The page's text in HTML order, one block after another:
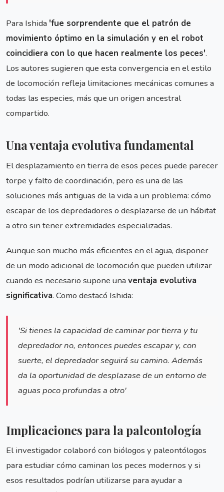
Para Ishida 'fue sorprendente que el patrón de
movimiento óptimo en la simulación y en el robot
coincidiera con lo que hacen realmente los peces'.
Los autores sugieren que esta convergencia en el estilo
de locomoción refleja limitaciones mecánicas comunes a
todas las especies, más que un origen ancestral
compartido.
Una ventaja evolutiva fundamental
El desplazamiento en tierra de esos peces puede parecer
torpe y falto de coordinación, pero es una de las
soluciones más antiguas de la vida a un problema: cómo
escapar de los depredadores o desplazarse de un hábitat
a otro sin tener extremidades especializadas.
Aunque son mucho más eficientes en el agua, disponer
de un modo adicional de locomoción que pueden utilizar
cuando es necesario supone una ventaja evolutiva
significativa. Como destacó Ishida:
'Si tienes la capacidad de caminar por tierra y tu
depredador no, entonces puedes escapar y, con
suerte, el depredador seguirá su camino. Además
da la oportunidad de desplazase de un entorno de
aguas poco profundas a otro'
Implicaciones para la paleontología
El investigador colaboró con biólogos y paleontólogos
para estudiar cómo caminan los peces modernos y si
esos resultados podrían utilizarse para ayudar a